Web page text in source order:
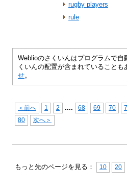
rugby players
rule
Weblioのさくいんはプログラムで
くいんの配置が含まれていることも
せ。
＜前へ 1 2 .... 68 69 70
80
次へ＞
もっと先のページを見る： 10 20